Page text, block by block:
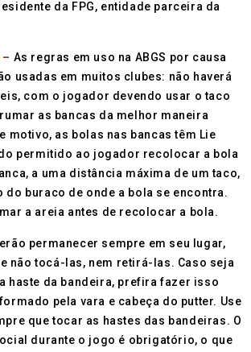
da FPG, entidade parceira da
As regras em uso na ABGS por causa
usadas em muitos clubes: não haverá
com o jogador devendo usar o taco
as bancas da melhor maneira
motivo, as bolas nas bancas têm Lie
permitido ao jogador recolocar a bola
a uma distância máxima de um taco,
do buraco de onde a bola se encontra.
a areia antes de recolocar a bola.
permanecer sempre em seu lugar,
não tocá-las, nem retirá-las. Caso seja
haste da bandeira, prefira fazer isso
pela vara e cabeça do putter. Use
que tocar as hastes das bandeiras. O
durante o jogo é obrigatório, o que